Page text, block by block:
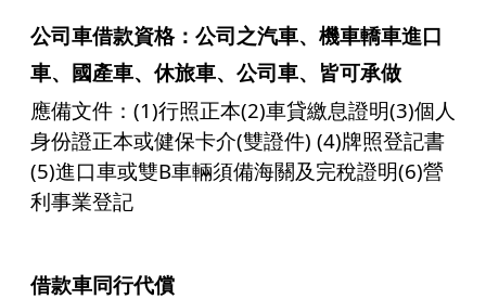
公司車借款資格：公司之汽車、機車轎車進口
車、國產車、休旅車、公司車、皆可承做
應備文件：(1)行照正本(2)車貸繳息證明(3)個人
身份證正本或健保卡介(雙證件) (4)牌照登記書
(5)進口車或雙B車輛須備海關及完稅證明(6)營
利事業登記
借款車同行代償